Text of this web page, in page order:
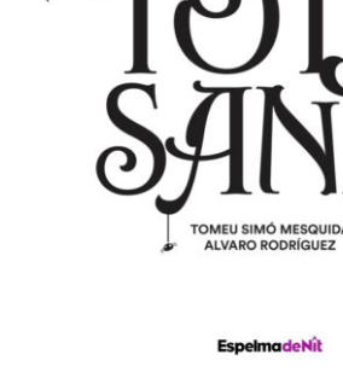
AFEGEIX A LA CISTELLA
DETALLS